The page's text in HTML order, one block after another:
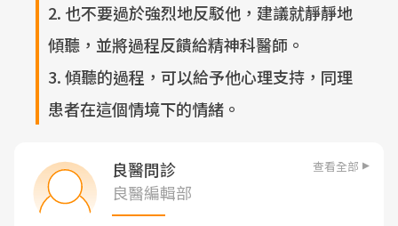
2. 也不要過於強烈地反駁他，建議就靜靜地
傾聽，並將過程反饋給精神科醫師。
3. 傾聽的過程，可以給予他心理支持，同理
患者在這個情境下的情緒。
良醫問診 查看全部
良醫編輯部